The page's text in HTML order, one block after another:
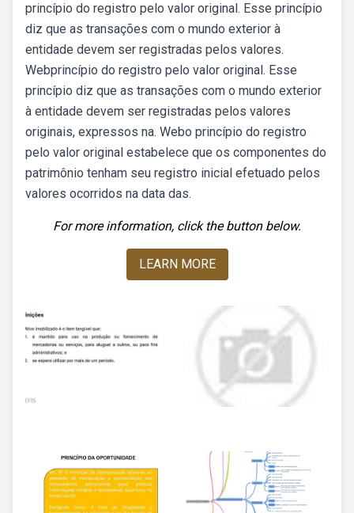
princípio do registro pelo valor original. Esse princípio
diz que as transações com o mundo exterior à
entidade devem ser registradas pelos valores.
Webprincípio do registro pelo valor original. Esse
princípio diz que as transações com o mundo exterior
à entidade devem ser registradas pelos valores
originais, expressos na. Webo princípio do registro
pelo valor original estabelece que os componentes do
patrimônio tenham seu registro inicial efetuado pelos
valores ocorridos na data das.
For more information, click the button below.
LEARN MORE